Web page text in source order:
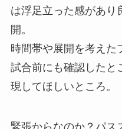
は浮足立った感があり
開。
時間帯や展開を考えた
試合前にも確認したと
現してほしいところ。
緊張からなのか？パス